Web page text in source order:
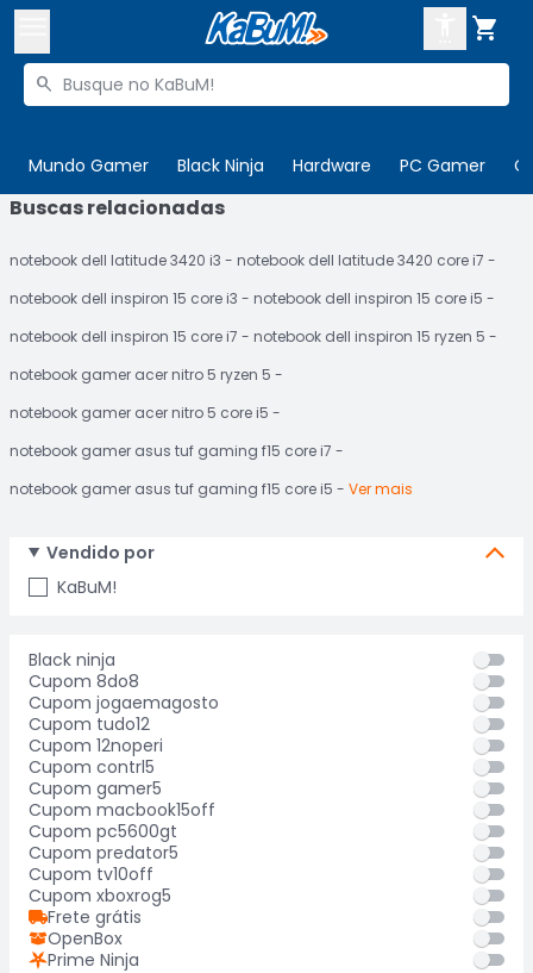

Buscar produtos

Mundo Gamer Black Ninja Hardware PC Gamer

 Departamentos
Cupons
Mais Vendidos
ENTRE
CADASTRE-SE
Buscas relacionadas
notebook dell latitude 3420 i3
notebook dell latitude 3420 core i7
notebook dell inspiron 15 core i3
notebook dell inspiron 15 core i5
notebook dell inspiron 15 core i7
notebook dell inspiron 15 ryzen 5
notebook gamer acer nitro 5 ryzen 5
notebook gamer acer nitro 5 core i5
notebook gamer asus tuf gaming f15 core i7
notebook gamer asus tuf gaming f15 core i5
Ver mais
Vendido por
KaBuM!
Black ninja
Cupom 8do8
Cupom jogaemagosto
Cupom tudo12
Cupom 12noperi
Cupom contrl5
Cupom gamer5
Cupom macbook15off
Cupom pc5600gt
Cupom predator5
Cupom tv10off
Cupom xboxrog5
Frete grátis
OpenBox
Prime Ninja